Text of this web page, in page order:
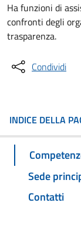
Ha funzioni di
confronti degli
trasparenza.
Condividi
INDICE DELLA
Sede
Contatti